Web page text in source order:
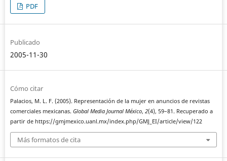
PDF
Publicado
2005-11-30
Cómo citar
Palacios, M. L. F. (2005). Representación de la mujer en anuncios de revistas
comerciales mexicanas. Global Media Journal México, 2(4), 59–81. Recuperado a
partir de https://gmjmexico.uanl.mx/index.php/GMJ_EI/article/view/122
Más formatos de cita